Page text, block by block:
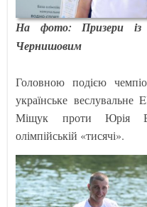
На фото: Призери із
Чернишовим
Головною подією
українське
Міщук проти Юрія
олімпійській «тисячі».